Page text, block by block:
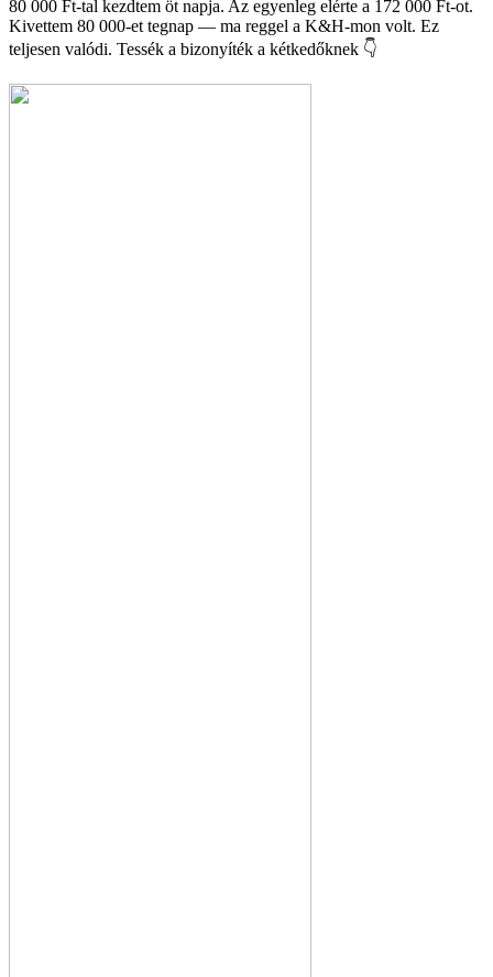
80 000 Ft-tal kezdtem öt napja. Az egyenleg elérte a 172 000 Ft-ot.
Kivettem 80 000-et tegnap — ma reggel a K&H-mon volt. Ez
teljesen valódi. Tessék a bizonyíték a kétkedőknek 👇